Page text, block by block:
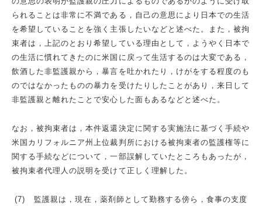
られることは非常に不満である，自己の意思により日本での生活
を希望していることを強く主張したいなどと述べた。また，被拘
束者は，上記のとおり希望している理由として，ようやく日本で
の生活に慣れてきたのに米国に戻って生活するのは大変である，
飲酒した非監護親から，暴言を吐かれたり，けがをする程度のも
のではなかったものの暴力を受けたりしたことがあり，来日して
非監護親と離れたことで安心した面もあるなどと述べた。
なお，被拘束者は，本件返還決定に関する実施法に基づく手続や
米国カリフォルニア州上位裁判所における被拘束者の監護権等に
関する手続などについて，一部誤解していたところもあったが，
被拘束者代理人の説明を受けて正しく理解した。
(7) 監護親は，現在，薬剤師として勤務する傍ら，食事の支度